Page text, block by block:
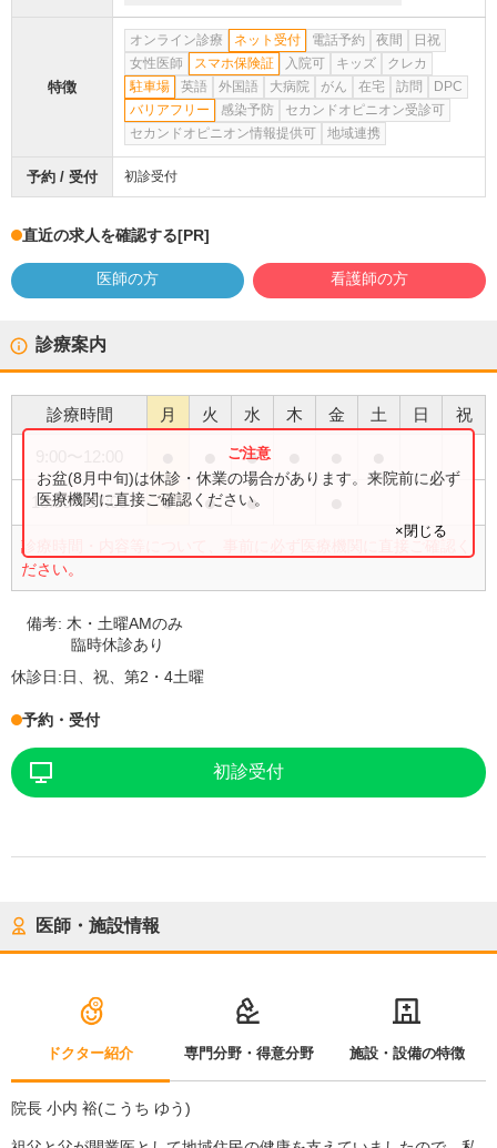
特徴
オンライン診療 ネット受付 電話予約 夜間
日祝
女性医師
スマホ保険証 入院可 キッズ
クレカ
駐車場
英語 外国語 大病院 がん 在宅 訪問
DPC
バリアフリー
感染予防
セカンドオピニオン受診可
セカンドオピニオン情報提供可
地域連携
予約 / 受付 初診受付
直近の求人を確認する[PR]
医師の方 看護師の方
診療案内
診療時間 月 火 水 木 金 土 日 祝
●
13:00〜17:00 ● ● ●
診療時間・内容等について、事前に必ず医療機関に直接ご確認く
ださい。
お盆(8月中旬)は休診・休業の場合があります。来院前に必ず
医療機関に直接ご確認ください。
×閉じる
備考: 木・土曜AMのみ
臨時休診あり
休診日:日、祝、第2・4土曜
予約・受付
初診受付
医師・施設情報
ドクター紹介 専門分野・得意分野 施設・設備の特徴
院長 小内 裕(こうち ゆう)